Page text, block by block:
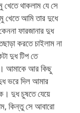
থাকলাম যে সে
খেতে আমি তার দুধে
ফারজানার দুধ
করতে চাইলাম না
দুধ টিপ তে
আমাকে আর কিছু
ভরে দিল আমার
দুধ চুষতে যেয়ে
কিন্তু সে আবারো